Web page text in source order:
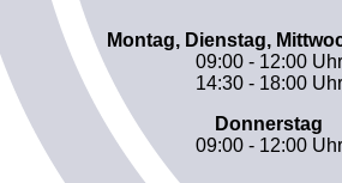
Montag, Dienstag,
09:00 - 12:00 Uhr
14:30 - 18:00 Uhr
Donnerstag
09:00 - 12:00 Uhr